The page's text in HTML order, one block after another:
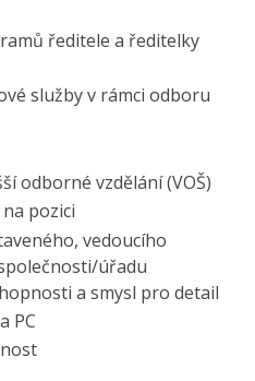
ředitele a ředitelky
služby v rámci odboru
odborné vzdělání (VOŠ)
pozici
vedoucího
úřadu
a smysl pro detail
PC